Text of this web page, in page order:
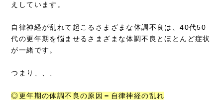
えしています。
自律神経が乱れて起こるさまざまな体調不良は、40代50
代の更年期を悩ませるさまざまな体調不良とほとんど症状
が一緒です。
つまり、、、
◎更年期の体調不良の原因＝自律神経の乱れ